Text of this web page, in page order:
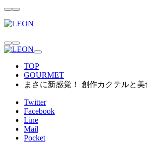
TOP
GOURMET
まさに新感覚！ 創作カクテルと
Twitter
Facebook
Line
Mail
Pocket